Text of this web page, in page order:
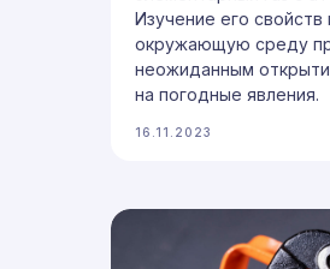
Изучение его свойств
окружающую среду
неожиданным
на погодные явления.
16.11.2023